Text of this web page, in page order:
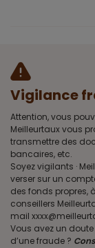
Vigilance
Attention, vous
Meilleurtaux vous
transmettre des
bancaires, etc.
Soyez vigilants ·
verser sur un
des fonds propres,
conseillers
mail
Vous avez un
d’une fraude ?